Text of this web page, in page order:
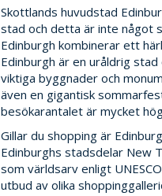
Skottlands huvudstad
stad och detta är inte något
Edinburgh kombinerar ett
Edinburgh är en uråldrig
viktiga byggnader och
även en gigantisk
besökarantalet är mycket
Gillar du shopping är
Edinburghs stadsdelar New
som världsarv enligt
utbud av olika